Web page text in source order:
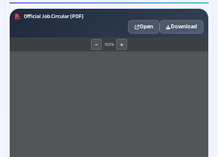
Official Job Circular (PDF)
Open Download
− 100% +